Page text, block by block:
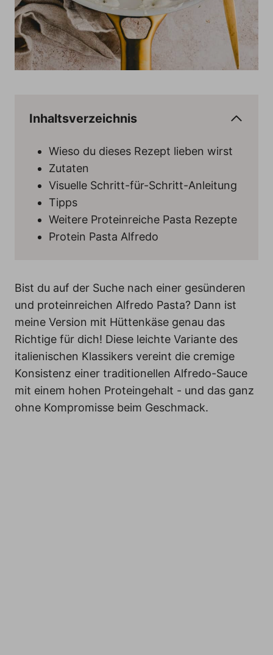
Inhaltsverzeichnis
Wieso du dieses Rezept lieben wirst
Zutaten
Visuelle Schritt-für-Schritt-Anleitung
Tipps
Weitere Proteinreiche Pasta Rezepte
Protein Pasta Alfredo
Bist du auf der Suche nach einer gesünderen
und proteinreichen Alfredo Pasta? Dann ist
meine Version mit Hüttenkäse genau das
Richtige für dich! Diese leichte Variante des
italienischen Klassikers vereint die cremige
Konsistenz einer traditionellen Alfredo-Sauce
mit einem hohen Proteingehalt - und das ganz
ohne Kompromisse beim Geschmack.